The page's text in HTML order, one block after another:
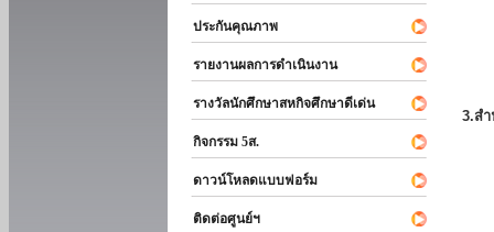
ประกันคุณภาพ
รายงานผลการดำเนินงาน
รางวัลนักศึกษาสหกิจศึกษาดีเด่น
กิจกรรม 5ส.
ดาวน์โหลดแบบฟอร์ม
ติดต่อศูนย์ฯ
3.ส